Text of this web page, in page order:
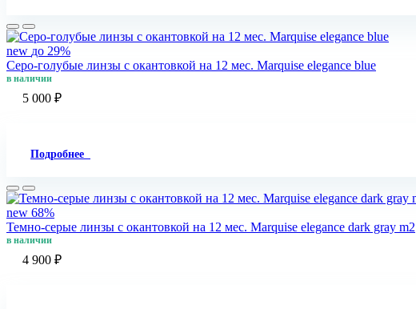
new до 29%
Серо-голубые линзы c окантовкой на 12 мес. Marquise elegance blue
в наличии
5 000 ₽
Подробнее
new 68%
Темно-серые линзы c окантовкой на 12 мес. Marquise elegance dark gray m2
в наличии
4 900 ₽